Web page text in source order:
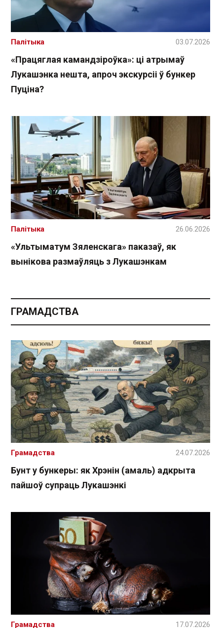
«Працяглая камандзіроўка»: ці атрымаў
Лукашэнка нешта, апроч экскурсіі ў бункер
Пуціна?
Палітыка 03.07.2026
«Ультыматум Зяленскага» паказаў, як
вынікова размаўляць з Лукашэнкам
Палітыка 26.06.2026
ГРАМАДСТВА
Бунт у бункеры: як Хрэнін (амаль) адкрыта
пайшоў супраць Лукашэнкі
Грамадства 24.07.2026
Грамадства 17.07.2026